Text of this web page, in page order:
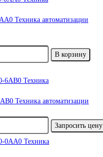
Техника автоматизации
В корзину
Техника автоматизации
Запросить цену